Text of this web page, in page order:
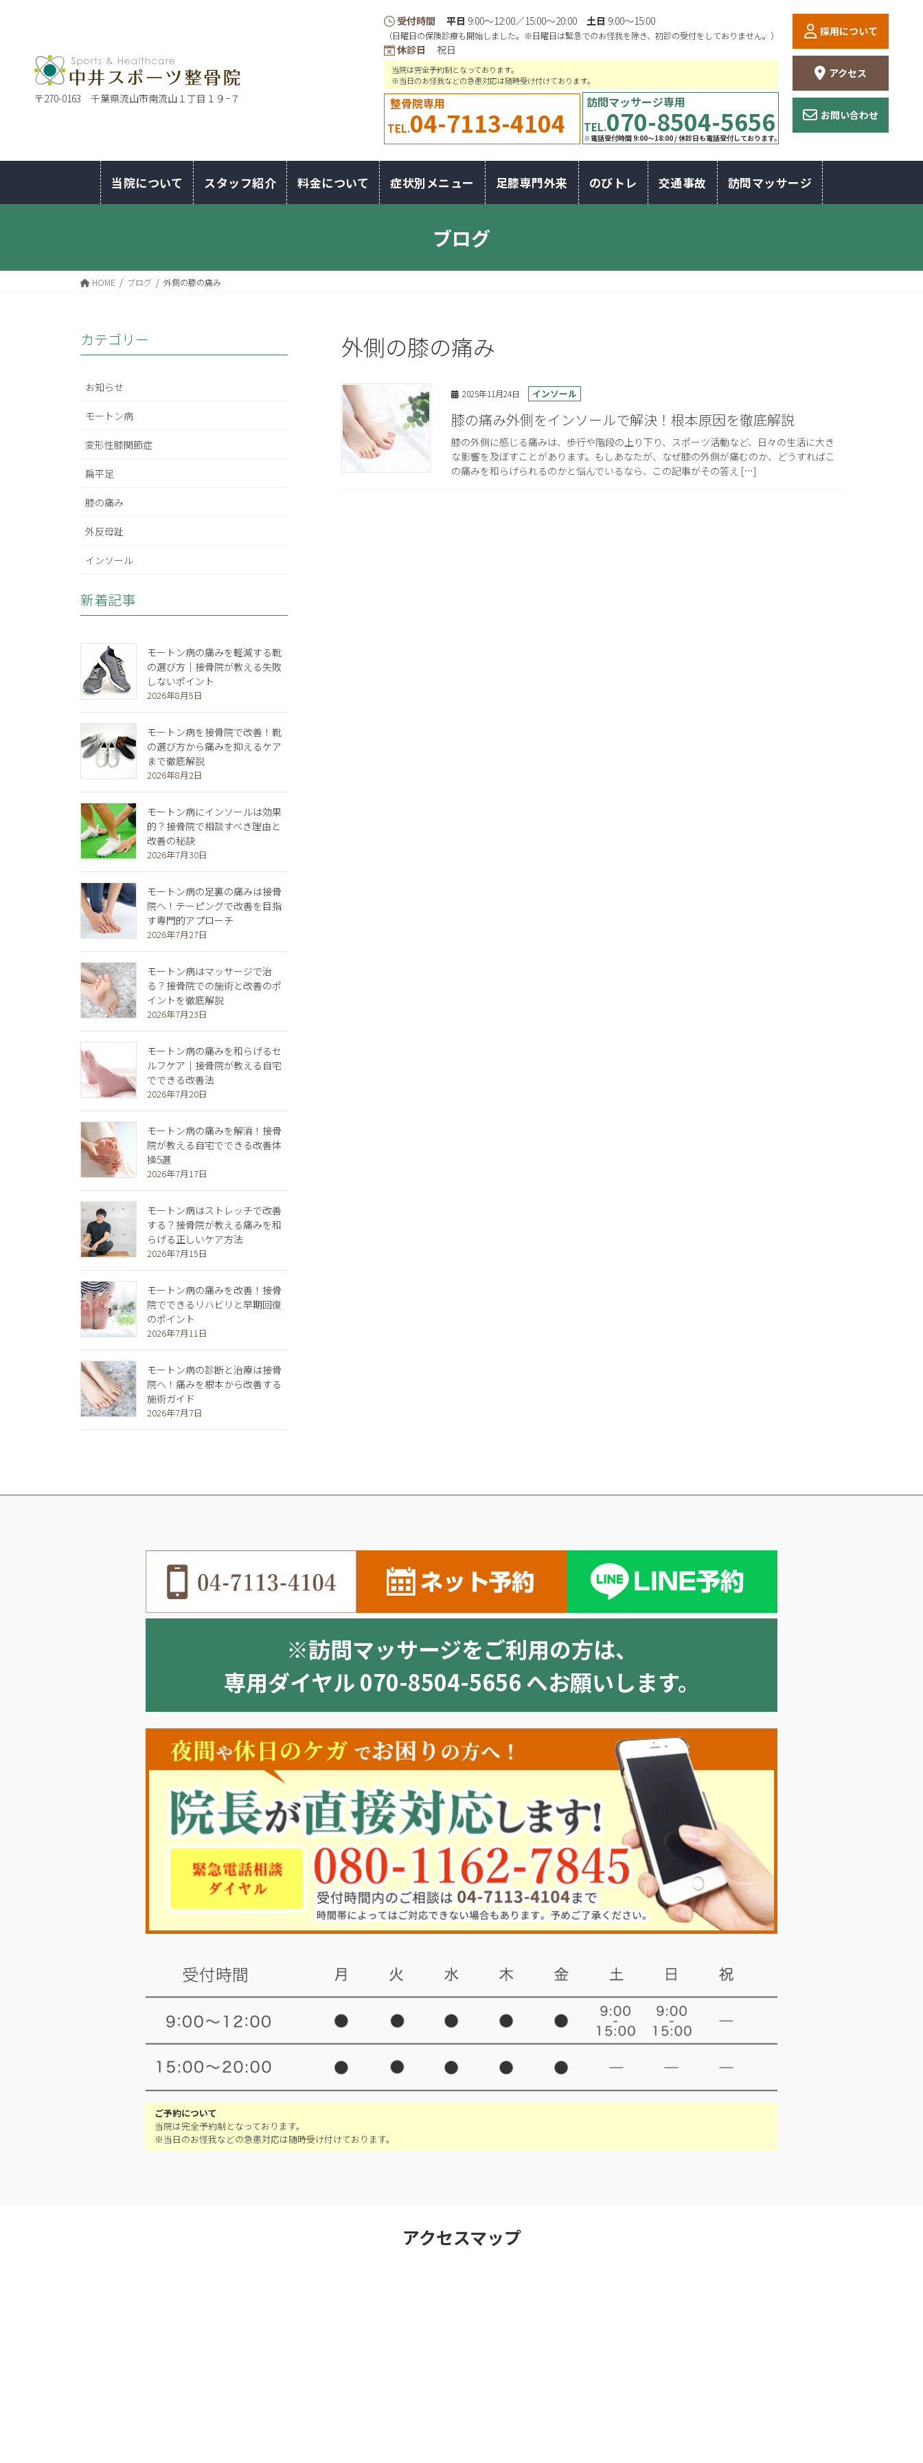
〒270-0163 千葉県流山市南流山１丁目１９−７
受付時間 平日 9:00〜12:00／15:00〜20:00 土日 9:00〜15:00
（日曜日の保険診療も開始しました。※日曜日は緊急でのお怪我を除き、初診の受付をしておりません。）
休診日 祝日
当院は完全予約制となっております。
※当日のお怪我などの急患対応は随時受け付けております。
整骨院専用
TEL.04-7113-4104
訪問マッサージ専用
TEL.070-8504-5656
※電話受付時間 9:00〜18:00 / 休診日も電話受付しております。
採用について
アクセス
お問い合わせ
当院について スタッフ紹介 料金について 症状別メニュー 足膝専門外来 のびトレ 交通事故 訪問マッサージ
ブログ
HOME ブログ 外側の膝の痛み
外側の膝の痛み
2025年11月24日 インソール
膝の痛み外側をインソールで解決！根本原因を徹底解説
膝の外側に感じる痛みは、歩行や階段の上り下り、スポーツ活動など、日々の生活に大き
な影響を及ぼすことがあります。もしあなたが、なぜ膝の外側が痛むのか、どうすればこ
の痛みを和らげられるのかと悩んでいるなら、この記事がその答え […]
カテゴリー
お知らせ
モートン病
変形性膝関節症
扁平足
膝の痛み
外反母趾
インソール
新着記事
モートン病の痛みを軽減する靴
の選び方｜接骨院が教える失敗
しないポイント
2026年8月5日
モートン病を接骨院で改善！靴
の選び方から痛みを抑えるケア
まで徹底解説
2026年8月2日
モートン病にインソールは効果
的？接骨院で相談すべき理由と
改善の秘訣
2026年7月30日
モートン病の足裏の痛みは接骨
院へ！テーピングで改善を目指
す専門的アプローチ
2026年7月27日
モートン病はマッサージで治
る？接骨院での施術と改善のポ
イントを徹底解説
2026年7月23日
モートン病の痛みを和らげるセ
ルフケア｜接骨院が教える自宅
でできる改善法
2026年7月20日
モートン病の痛みを解消！接骨
院が教える自宅でできる改善体
操5選
2026年7月17日
モートン病はストレッチで改善
する？接骨院が教える痛みを和
らげる正しいケア方法
2026年7月15日
モートン病の痛みを改善！接骨
院でできるリハビリと早期回復
のポイント
2026年7月11日
モートン病の診断と治療は接骨
院へ！痛みを根本から改善する
施術ガイド
2026年7月7日
※訪問マッサージをご利用の方は、
専用ダイヤル 070-8504-5656 へお願いします。
ご予約について
当院は完全予約制となっております。
※当日のお怪我などの急患対応は随時受け付けております。
アクセスマップ